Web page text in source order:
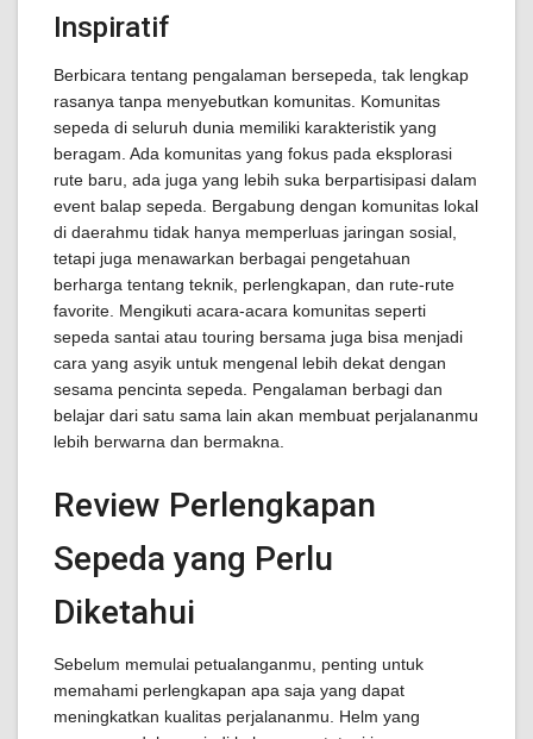
Inspiratif
Berbicara tentang pengalaman bersepeda, tak lengkap
rasanya tanpa menyebutkan komunitas. Komunitas
sepeda di seluruh dunia memiliki karakteristik yang
beragam. Ada komunitas yang fokus pada eksplorasi
rute baru, ada juga yang lebih suka berpartisipasi dalam
event balap sepeda. Bergabung dengan komunitas lokal
di daerahmu tidak hanya memperluas jaringan sosial,
tetapi juga menawarkan berbagai pengetahuan
berharga tentang teknik, perlengkapan, dan rute-rute
favorite. Mengikuti acara-acara komunitas seperti
sepeda santai atau touring bersama juga bisa menjadi
cara yang asyik untuk mengenal lebih dekat dengan
sesama pencinta sepeda. Pengalaman berbagi dan
belajar dari satu sama lain akan membuat perjalananmu
lebih berwarna dan bermakna.
Review Perlengkapan
Sepeda yang Perlu
Diketahui
Sebelum memulai petualanganmu, penting untuk
memahami perlengkapan apa saja yang dapat
meningkatkan kualitas perjalananmu. Helm yang